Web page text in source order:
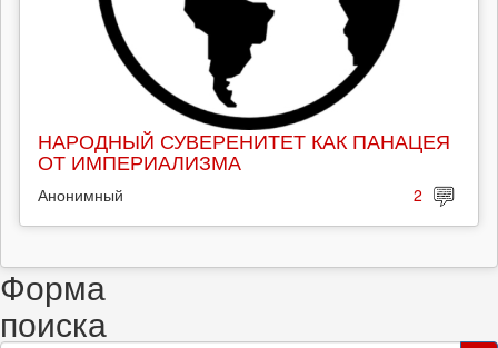
НАРОДНЫЙ СУВЕРЕНИТЕТ КАК ПАНАЦЕЯ
ОТ ИМПЕРИАЛИЗМА
Анонимный 2
Форма
поиска